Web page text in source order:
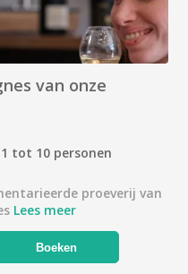
van onze
tot 10 personen
proeverij van
Lees meer
Boeken